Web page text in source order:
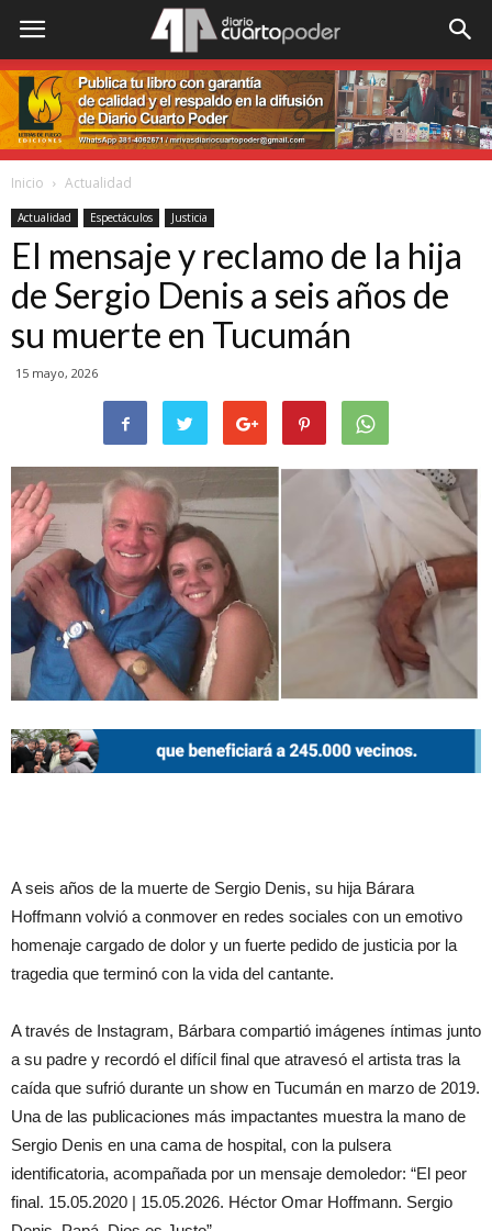
Inicio Actualidad
Actualidad Espectáculos Justicia
El mensaje y reclamo de la hija
de Sergio Denis a seis años de
su muerte en Tucumán
15 mayo, 2026
A seis años de la muerte de Sergio Denis, su hija Bárara
Hoffmann volvió a conmover en redes sociales con un emotivo
homenaje cargado de dolor y un fuerte pedido de justicia por la
tragedia que terminó con la vida del cantante.
A través de Instagram, Bárbara compartió imágenes íntimas junto
a su padre y recordó el difícil final que atravesó el artista tras la
caída que sufrió durante un show en Tucumán en marzo de 2019.
Una de las publicaciones más impactantes muestra la mano de
Sergio Denis en una cama de hospital, con la pulsera
identificatoria, acompañada por un mensaje demoledor: “El peor
final. 15.05.2020 | 15.05.2026. Héctor Omar Hoffmann. Sergio